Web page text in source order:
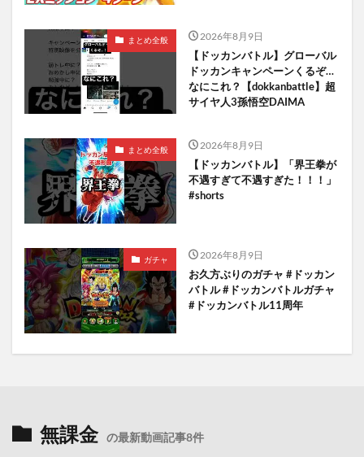
まとめ全般 2026年8月9日
【ドッカンバトル】グローバル
ドッカンキャンペーンくるぞ…
なにこれ？【dokkanbattle】超
サイヤ人3孫悟空DAIMA
まとめ全般 2026年8月9日
【ドッカンバトル】「界王拳が
不遇すぎて不遇すぎた！！！」
#shorts
ガチャ 2026年8月9日
お久方ぶりのガチャ #ドッカン
バトル #ドッカンバトルガチャ
#ドッカンバトル11周年
無課金 の最新動画記事8件